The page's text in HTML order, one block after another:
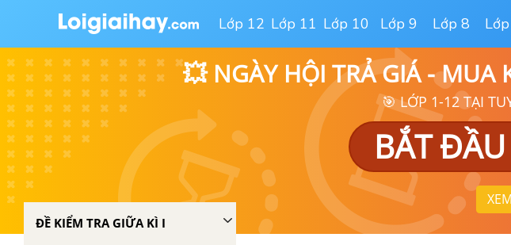
Lớp 12 Lớp 11 Lớp 10 Lớp 9 Lớp 8
💥 NGÀY HỘI TRẢ GIÁ - MUA
🎯 LỚP 1-12 TẠI
BẮT
ĐỀ KIỂM TRA GIỮA KÌ I